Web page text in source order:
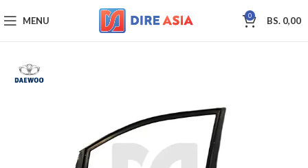
MENU 0 BS. 0,00